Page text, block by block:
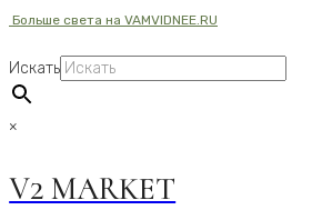
Перейти
содержимому
Больше света на VAMVIDNEE.RU
Искать
×
V2 MARKET